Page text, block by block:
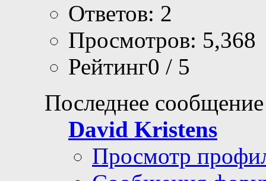
Ответов: 2
Просмотров: 5,368
Рейтинг0 / 5
Последнее
David Kristens
Просмотр